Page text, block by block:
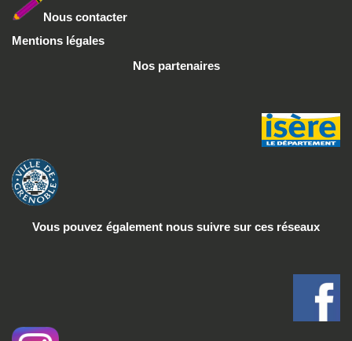
Nous contacter
Mentions légales
Nos partenaires
Vous pouvez également nous suivre sur ces réseaux